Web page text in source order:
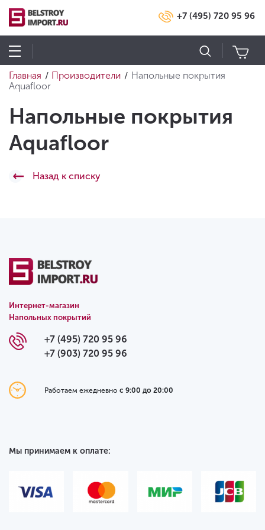
+7 (495) 720 95 96
Главная / Производители / Напольные покрытия
Aquafloor
Напольные покрытия
Aquafloor
Назад к списку
Интернет-магазин
Напольных покрытий
+7 (495) 720 95 96
+7 (903) 720 95 96
Работаем ежедневно с 9:00 до 20:00
Мы принимаем к оплате: